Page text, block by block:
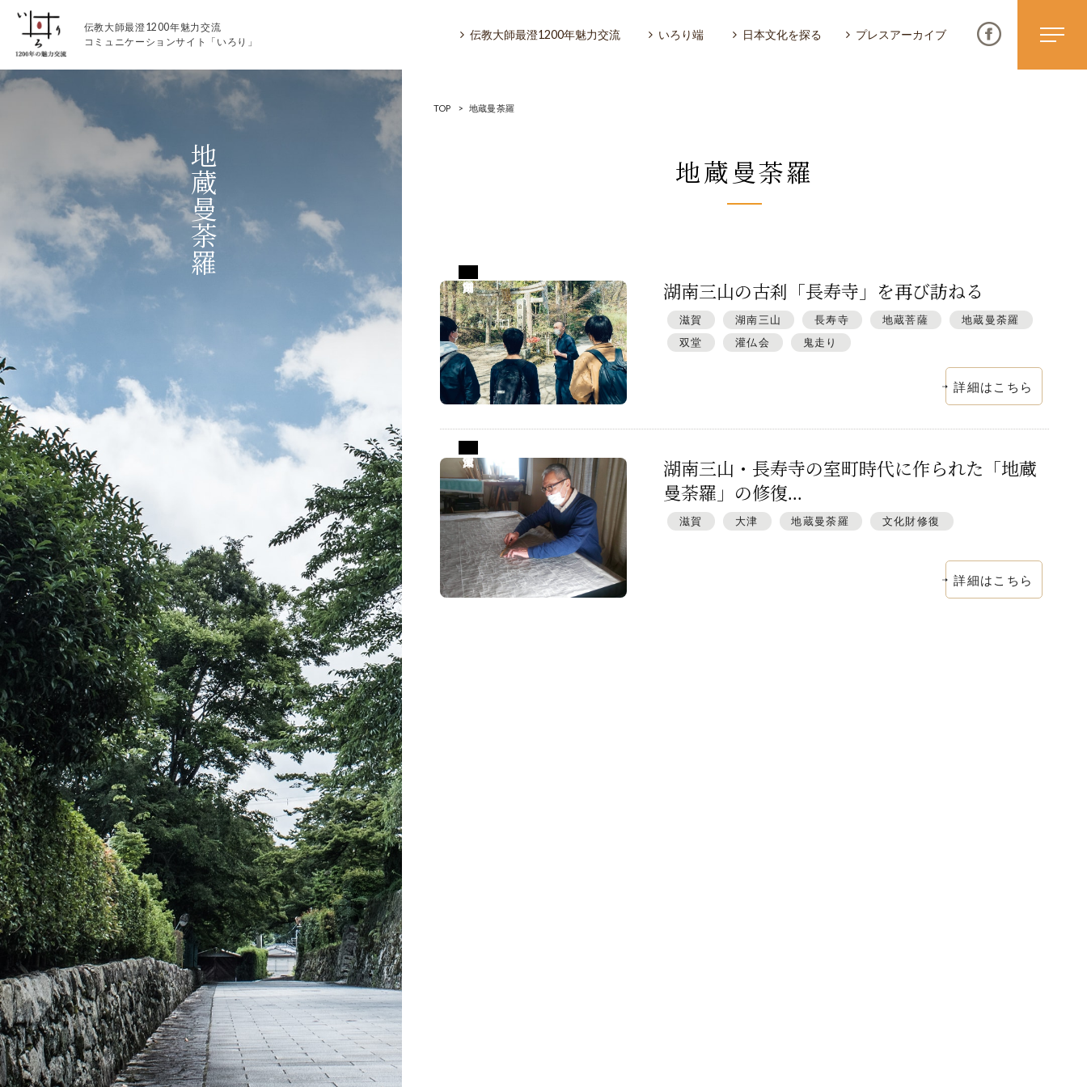
伝教大師最澄1200年魅力交流
コミュニケーションサイト「いろり」
伝教大師最澄1200年魅力交流 いろり端 日本文化を探る プレスアーカイブ
伝教大師最澄1200年魅力交流
いろりとは
伝教大師最澄とは（デジタルパンフレット）
伝教大師最澄とは（PDFダウンロード）
探訪「1200年の魅力交流」
日本文化を探る
プレスアーカイブ
お問い合わせ
地蔵曼荼羅
TOP > 地蔵曼荼羅
地蔵曼荼羅
湖南三山の古刹「長寿寺」を再び訪ねる
滋賀 湖南三山 長寿寺 地蔵菩薩
地蔵曼荼羅
双堂
灌仏会 鬼走り
詳細はこちら
湖南三山・長寿寺の室町時代に作られた「地蔵
曼荼羅」の修復...
滋賀 大津 地蔵曼荼羅 文化財修復
詳細はこちら